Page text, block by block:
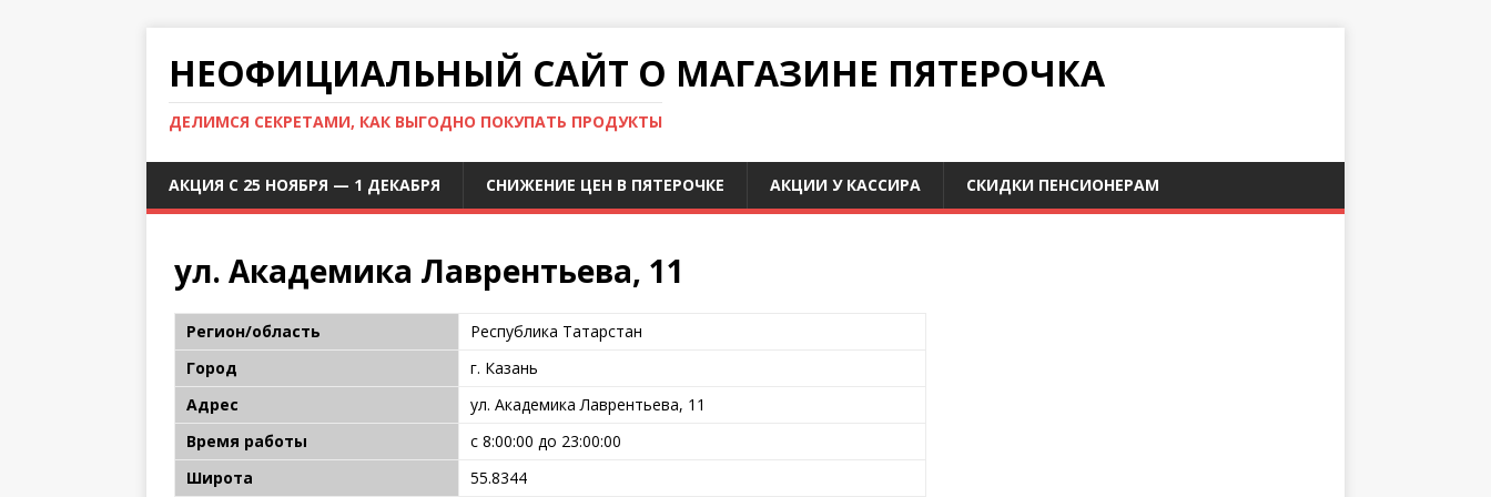
НЕОФИЦИАЛЬНЫЙ САЙТ О МАГАЗИНЕ ПЯТЕРОЧКА
ДЕЛИМСЯ СЕКРЕТАМИ, КАК ВЫГОДНО ПОКУПАТЬ ПРОДУКТЫ
АКЦИЯ С 25 НОЯБРЯ — 1 ДЕКАБРЯ СНИЖЕНИЕ ЦЕН В ПЯТЕРОЧКЕ АКЦИИ У КАССИРА СКИДКИ ПЕНСИОНЕРАМ
ул. Академика Лаврентьева, 11
Регион/область
Республика Татарстан
Город
г. Казань
Адрес
ул. Академика Лаврентьева, 11
Время работы
с 8:00:00 до 23:00:00
Широта
55.8344